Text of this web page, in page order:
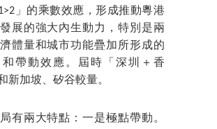
」的乘數效應，形成推動粵港
展的強大內生動力，特別是兩
體量和城市功能疊加所形成的
帶動效應。屆時「深圳＋香
新加坡、矽谷較量。
有兩大特點：一是極點帶動。